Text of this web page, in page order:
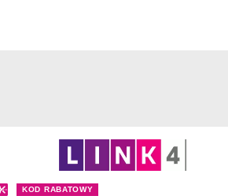
KOD RABATOWY